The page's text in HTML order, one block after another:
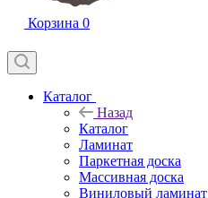
Корзина 0
Каталог
Назад
Каталог
Ламинат
Паркетная доска
Массивная доска
Виниловый ламинат